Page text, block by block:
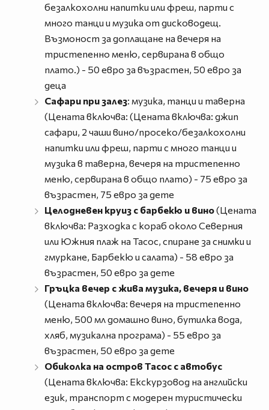
безалкохолни напитки или фреш, парти с
много танци и музика от дисководещ.
Възмоност за доплащане на вечеря на
тристепенно меню, сервирана в общо
плато.) - 50 евро за възрастен, 50 евро за
деца
Сафари при залез: музика, танци и таверна
(Цената включва: (Цената включва: джип
сафари, 2 чаши вино/просеко/безалкохолни
напитки или фреш, парти с много танци и
музика в таверна, вечеря на тристепенно
меню, сервирана в общо плато) - 75 евро за
възрастен, 75 евро за дете
Целодневен круиз с барбекю и вино(Цената
включва: Разходка с кораб около Северния
или Южния плаж на Тасос, спиране за снимки и
гмуркане, Барбекю и салата) - 58 евро за
възрастен, 50 евро за дете
Гръцка вечер с жива музика, вечеря и вино
(Цената включва: вечеря на тристепенно
меню, 500 мл домашно вино, бутилка вода,
хляб, музикална програма) - 55 евро за
възрастен, 50 евро за дете
Обиколка на остров Тасос с автобус
(Цената включва: Екскурзовод на английски
език, транспорт с модерен туристически